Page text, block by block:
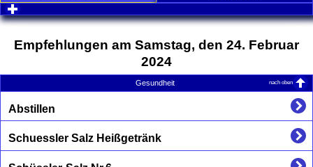
click to expand contents
Empfehlungen am Samstag, den 24. Februar
2024
Gesundheit nach oben
Abstillen
Schuessler Salz Heißgetränk